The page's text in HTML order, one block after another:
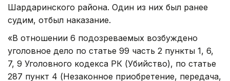
Шардаринского района. Один из них был ранее
судим, отбыл наказание.
«В отношении 6 подозреваемых возбуждено
уголовное дело по статье 99 часть 2 пункты 1, 6,
7, 9 Уголовного кодекса РК (Убийство), по статье
287 пункт 4 (Незаконное приобретение, передача,